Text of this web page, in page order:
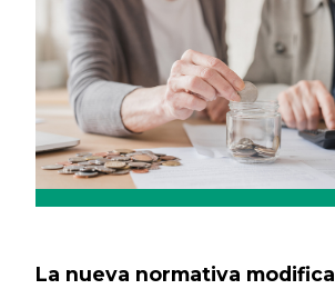
La nueva normativa modifica